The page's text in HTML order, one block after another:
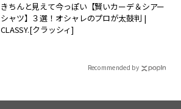
きちんと見えて今っぽい【賢いカーデ＆シアー
シャツ】３選！オシャレのプロが太鼓判 |
CLASSY.[クラッシィ]
Recommended by